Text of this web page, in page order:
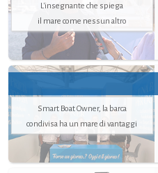
L'insegnante che spiega
il mare come nessun altro
Smart Boat Owner, la barca
condivisa ha un mare di vantaggi